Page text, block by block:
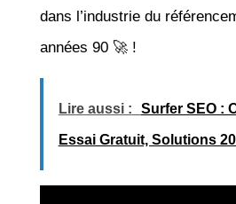
dans l’industrie du
années 90 🚀 !
Lire aussi : Surfer SEO :
Essai Gratuit, Solutions